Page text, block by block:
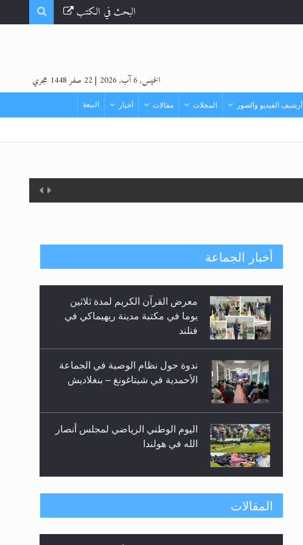
البحث في الكتب
الخميس, 6 آب, 2026 |22 صفر 1448 هجري
أرشيف الفيديو والصور المجلات مقالات أخبار البيعة
المزيد
أخبار الجماعة
معرض القرآن الكريم لمدة ثلاثين
يوما في مكتبة مدينة ريهيماكي في
فنلند
ندوة حول نظام الوصية في الجماعة
الأحمدية في شيتاغونغ – بنغلاديش
اليوم الوطني الرياضي لمجلس أنصار
الله في هولندا
إتمام حفظ القرآن الكريم لثلاثة
المقالات